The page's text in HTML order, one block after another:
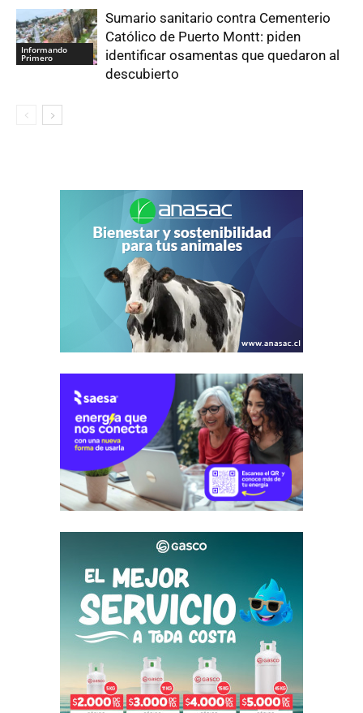
Informando
Primero
Sumario sanitario contra Cementerio
Católico de Puerto Montt: piden
identificar osamentas que quedaron al
descubierto